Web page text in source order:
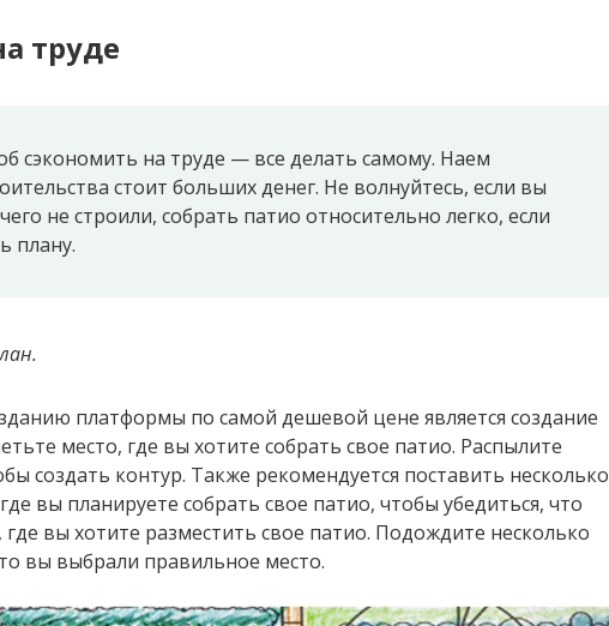
труде
сэкономить на труде — все делать самому. Наем
стоит больших денег. Не волнуйтесь, если вы
не строили, собрать патио относительно легко, если
плану.
платформы по самой дешевой цене является создание
место, где вы хотите собрать свое патио. Распылите
создать контур. Также рекомендуется поставить несколько
вы планируете собрать свое патио, чтобы убедиться, что
вы хотите разместить свое патио. Подождите несколько
вы выбрали правильное место.